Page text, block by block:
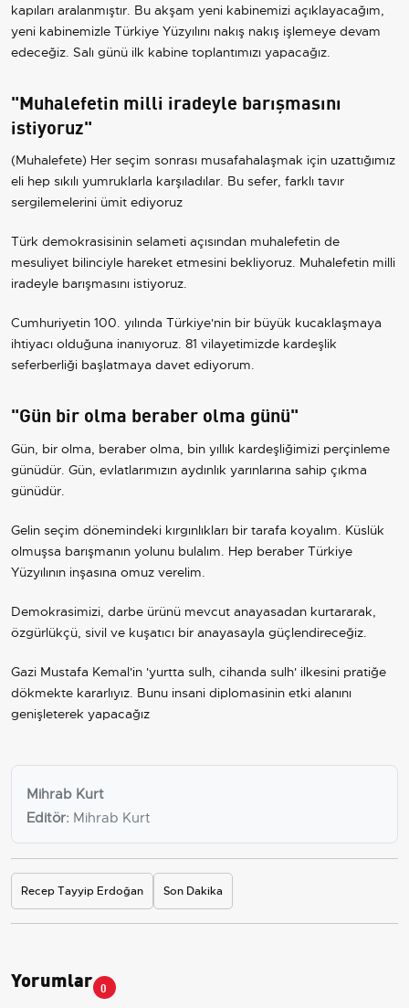
kapıları aralanmıştır. Bu akşam yeni kabinemizi açıklayacağım,
yeni kabinemizle Türkiye Yüzyılını nakış nakış işlemeye devam
edeceğiz. Salı günü ilk kabine toplantımızı yapacağız.
"Muhalefetin milli iradeyle barışmasını
istiyoruz"
(Muhalefete) Her seçim sonrası musafahalaşmak için uzattığımız
eli hep sıkılı yumruklarla karşıladılar. Bu sefer, farklı tavır
sergilemelerini ümit ediyoruz
Türk demokrasisinin selameti açısından muhalefetin de
mesuliyet bilinciyle hareket etmesini bekliyoruz. Muhalefetin milli
iradeyle barışmasını istiyoruz.
Cumhuriyetin 100. yılında Türkiye'nin bir büyük kucaklaşmaya
ihtiyacı olduğuna inanıyoruz. 81 vilayetimizde kardeşlik
seferberliği başlatmaya davet ediyorum.
"Gün bir olma beraber olma günü"
Gün, bir olma, beraber olma, bin yıllık kardeşliğimizi perçinleme
günüdür. Gün, evlatlarımızın aydınlık yarınlarına sahip çıkma
günüdür.
Gelin seçim dönemindeki kırgınlıkları bir tarafa koyalım. Küslük
olmuşsa barışmanın yolunu bulalım. Hep beraber Türkiye
Yüzyılının inşasına omuz verelim.
Demokrasimizi, darbe ürünü mevcut anayasadan kurtararak,
özgürlükçü, sivil ve kuşatıcı bir anayasayla güçlendireceğiz.
Gazi Mustafa Kemal'in 'yurtta sulh, cihanda sulh' ilkesini pratiğe
dökmekte kararlıyız. Bunu insani diplomasinin etki alanını
genişleterek yapacağız
Mihrab Kurt
Editör: Mihrab Kurt
Recep Tayyip Erdoğan Son Dakika
Yorumlar 0